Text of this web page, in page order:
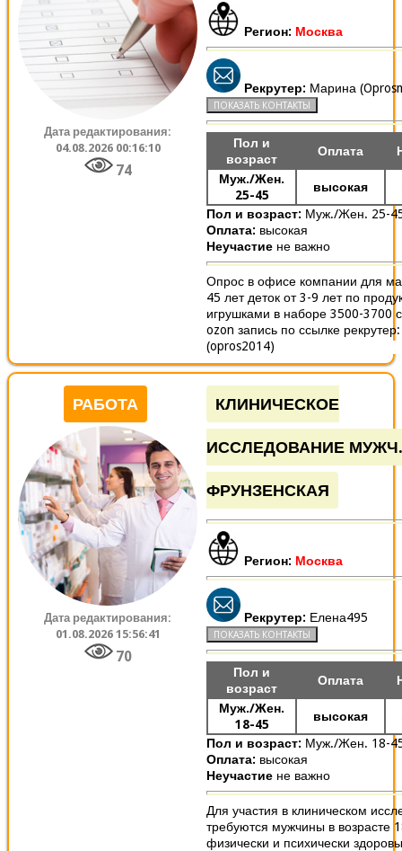
Дата редактирования:
04.08.2026 00:16:10
74
Регион: Москва
Рекрутер: Марина
Пол и
возраст
Оплата
Муж./Жен.
25-45
высокая
Пол и возраст: Муж./Жен. 25-
Оплата: высокая
Неучастие не важно
Опрос в офисе компании для
45 лет деток от 3-9 лет по
игрушками в наборе 3500-3700
ozon запись по ссылке
(opros2014)
РАБОТА
Дата редактирования:
01.08.2026 15:56:41
70
КЛИНИЧЕСКОЕ
ИССЛЕДОВАНИЕ МУЖЧ.
ФРУНЗЕНСКАЯ
Регион: Москва
Рекрутер: Елена495
Пол и
возраст
Оплата
Муж./Жен.
18-45
высокая
Пол и возраст: Муж./Жен. 18-
Оплата: высокая
Неучастие не важно
Для участия в клиническом
требуются мужчины в возрасте
физически и психически